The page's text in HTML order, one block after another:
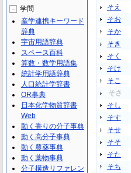
そえ
そお
そか
そき
そく
そけ
そこ
そさ
そし
そす
そせ
そそ
そた
そち
－
学問
産学連携キーワード
辞典
宇宙用語辞典
スペース百科
算数・数学用語集
統計学用語辞典
人口統計学辞書
OR事典
日本化学物質辞書
Web
動く香りの分子事典
動く高分子事典
動く農薬事典
動く薬物事典
分子構造リファレン